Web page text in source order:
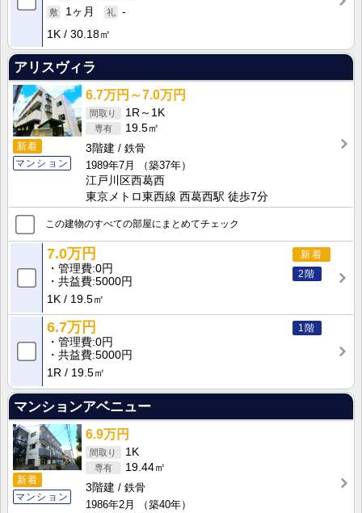
1ヶ月
-
1K
30.18㎡
アリスヴィラ
新着
マンション
6.7万円～7.0万円
1R～1K
19.5㎡
3階建
鉄骨
1989年7月
（築37年）
江戸川区西葛西
東京メトロ東西線 西葛西駅 徒歩7分
この建物のすべての部屋にまとめてチェック
新着
2階
7.0万円
管理費 0円
共益費 5000円
1K
19.5㎡
1階
6.7万円
管理費 0円
共益費 5000円
1R
19.5㎡
マンションアベニュー
新着
マンション
6.9万円
1K
19.44㎡
3階建
鉄骨
1986年2月
（築40年）